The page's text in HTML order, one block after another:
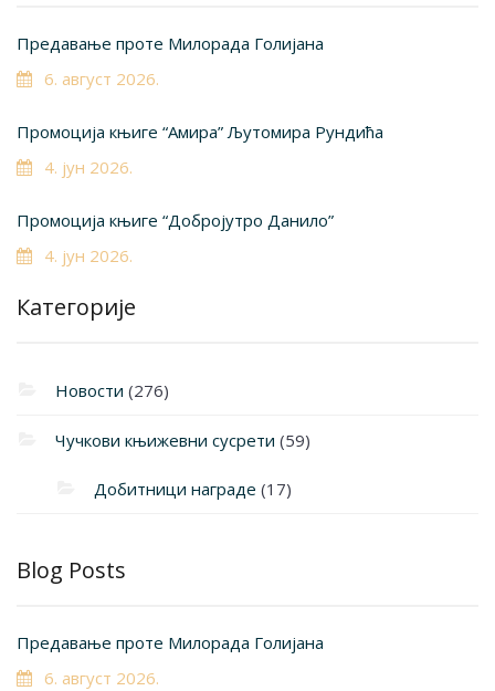
Предавање проте Милорада Голијана
6. август 2026.
Промоција књиге “Амира” Љутомира Рундића
4. јун 2026.
Промоција књиге “Добројутро Данило”
4. јун 2026.
Категорије
Новости (276)
Чучкови књижевни сусрети (59)
Добитници награде (17)
Blog Posts
Предавање проте Милорада Голијана
6. август 2026.